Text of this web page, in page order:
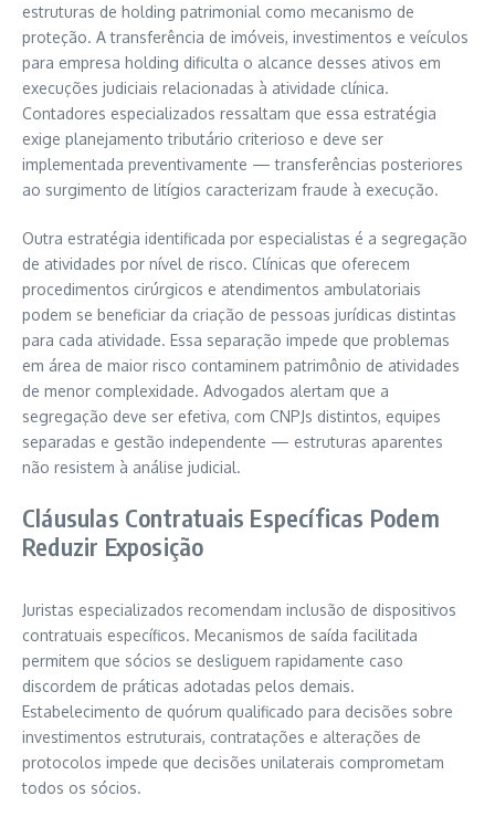
estruturas de holding patrimonial como mecanismo de
proteção. A transferência de imóveis, investimentos e veículos
para empresa holding dificulta o alcance desses ativos em
execuções judiciais relacionadas à atividade clínica.
Contadores especializados ressaltam que essa estratégia
exige planejamento tributário criterioso e deve ser
implementada preventivamente — transferências posteriores
ao surgimento de litígios caracterizam fraude à execução.
Outra estratégia identificada por especialistas é a segregação
de atividades por nível de risco. Clínicas que oferecem
procedimentos cirúrgicos e atendimentos ambulatoriais
podem se beneficiar da criação de pessoas jurídicas distintas
para cada atividade. Essa separação impede que problemas
em área de maior risco contaminem patrimônio de atividades
de menor complexidade. Advogados alertam que a
segregação deve ser efetiva, com CNPJs distintos, equipes
separadas e gestão independente — estruturas aparentes
não resistem à análise judicial.
Cláusulas Contratuais Específicas Podem
Reduzir Exposição
Juristas especializados recomendam inclusão de dispositivos
contratuais específicos. Mecanismos de saída facilitada
permitem que sócios se desliguem rapidamente caso
discordem de práticas adotadas pelos demais.
Estabelecimento de quórum qualificado para decisões sobre
investimentos estruturais, contratações e alterações de
protocolos impede que decisões unilaterais comprometam
todos os sócios.